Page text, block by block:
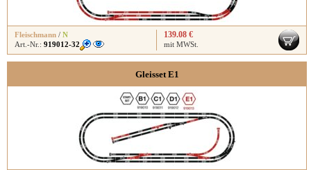
Fleischmann / N
Art.-Nr.: 919012-32
139.08 €
mit MWSt.
Gleisset E1